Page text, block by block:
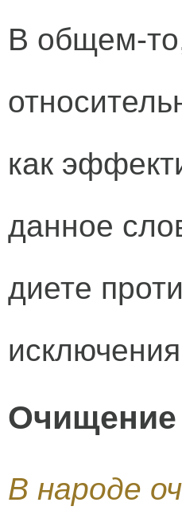
В общем-
как
данное
диете
Очищение
В народе